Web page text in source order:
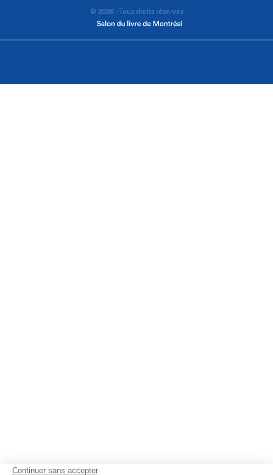
© 2026 - Tous droits réservés